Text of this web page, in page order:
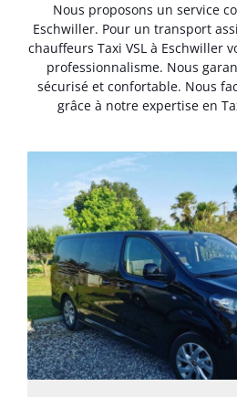
Nous proposons un service
Eschwiller. Pour un transport
chauffeurs Taxi VSL à Eschwiller
professionnalisme. Nous
sécurisé et confortable. Nous
grâce à notre expertise en